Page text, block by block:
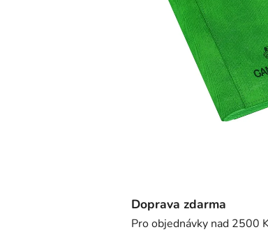
Doprava zdarma
Pro objednávky nad 2500